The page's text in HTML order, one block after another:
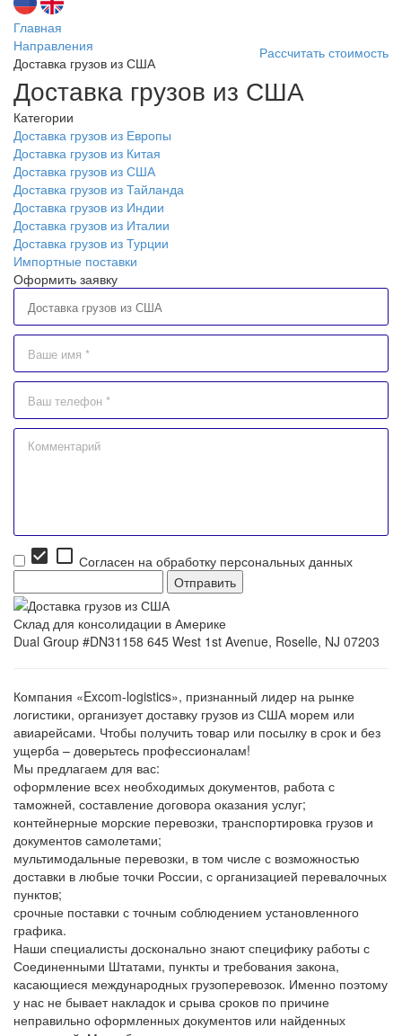
Главная
Направления
Доставка грузов из США
Доставка грузов из США
Рассчитать стоимость
Категории
Доставка грузов из Европы
Доставка грузов из Китая
Доставка грузов из США
Доставка грузов из Тайланда
Доставка грузов из Индии
Доставка грузов из Италии
Доставка грузов из Турции
Импортные поставки
Оформить заявку
check_box check_box_outline_blank Согласен на обработку персональных данных
Склад для консолидации в Америке
Dual Group #DN31158 645 West 1st Avenue, Roselle, NJ 07203
Компания «Excom-logistics», признанный лидер на рынке
логистики, организует доставку грузов из США морем или
авиарейсами. Чтобы получить товар или посылку в срок и без
ущерба – доверьтесь профессионалам!
Мы предлагаем для вас:
оформление всех необходимых документов, работа с
таможней, составление договора оказания услуг;
контейнерные морские перевозки, транспортировка грузов и
документов самолетами;
мультимодальные перевозки, в том числе с возможностью
доставки в любые точки России, с организацией перевалочных
пунктов;
срочные поставки с точным соблюдением установленного
графика.
Наши специалисты досконально знают специфику работы с
Соединенными Штатами, пункты и требования закона,
касающиеся международных грузоперевозок. Именно поэтому
у нас не бывает накладок и срыва сроков по причине
неправильно оформленных документов или найденных